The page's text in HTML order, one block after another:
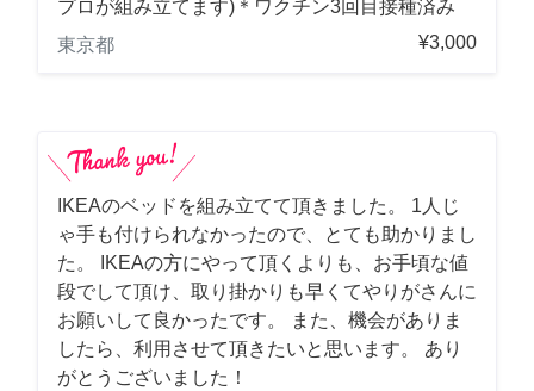
プロが組み立てます)＊ワクチン3回目接種済み
東京都
¥3,000
IKEAのベッドを組み立てて頂きました。 1人じ
ゃ手も付けられなかったので、とても助かりまし
た。 IKEAの方にやって頂くよりも、お手頃な値
段でして頂け、取り掛かりも早くてやりがさんに
お願いして良かったです。 また、機会がありま
したら、利用させて頂きたいと思います。 あり
がとうございました！